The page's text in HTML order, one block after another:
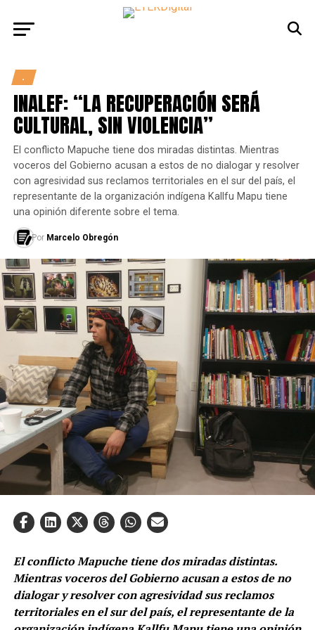
.
INALEF: “LA RECUPERACIÓN SERÁ
CULTURAL, SIN VIOLENCIA”
El conflicto Mapuche tiene dos miradas distintas. Mientras
voceros del Gobierno acusan a estos de no dialogar y resolver
con agresividad sus reclamos territoriales en el sur del país, el
representante de la organización indígena Kallfu Mapu tiene
una opinión diferente sobre el tema.
Por Marcelo Obregón
El conflicto Mapuche tiene dos miradas distintas.
Mientras voceros del Gobierno acusan a estos de no
dialogar y resolver con agresividad sus reclamos
territoriales en el sur del país, el representante de la